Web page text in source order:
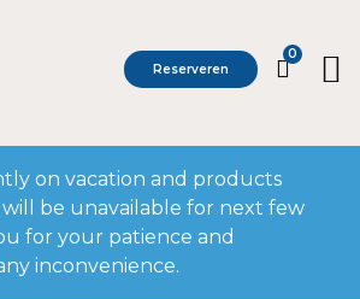
Reserveren
0
on vacation and products
be unavailable for next few
for your patience and
inconvenience.